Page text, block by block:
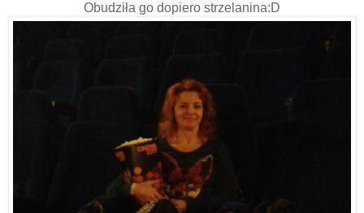
Obudziła go dopiero strzelanina:D